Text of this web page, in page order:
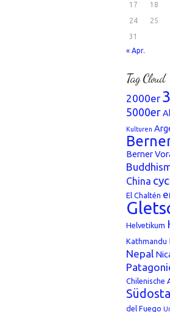
17
18
24
25
31
« Apr.
Tag Cloud
2000er
5000er
Kulturen
Berner
China
El Chaltén
Helvetikum
Kathmandu
Nepal
Chilenische
del Fuego